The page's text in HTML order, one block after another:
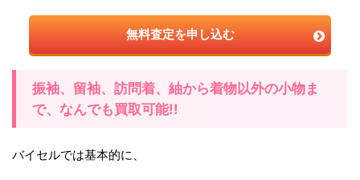
無料査定を申し込む
振袖、留袖、訪問着、紬から着物以外の小物ま
で、なんでも買取可能!!
バイセルでは基本的に、